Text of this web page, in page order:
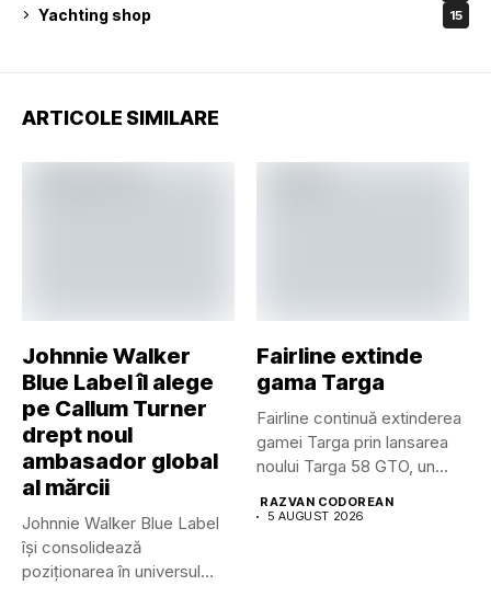
Yachting shop 15
ARTICOLE SIMILARE
Johnnie Walker
Blue Label îl alege
pe Callum Turner
drept noul
ambasador global
al mărcii
Johnnie Walker Blue Label
își consolidează
poziționarea în universul
Fairline extinde
gama Targa
Fairline continuă extinderea
gamei Targa prin lansarea
noului Targa 58 GTO, un...
RAZVAN CODOREAN
5 AUGUST 2026